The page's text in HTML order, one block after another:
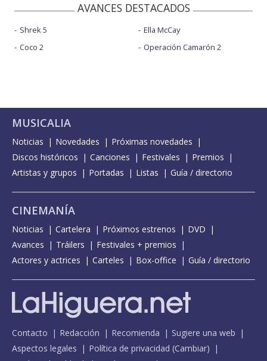
AVANCES DESTACADOS
Shrek 5
Coco 2
Ella McCay
Operación Camarón 2
MUSICALIA
Noticias Novedades
Próximas novedades
Discos históricos
Canciones Festivales
Premios
Artistas y grupos
Portadas Listas Guía / directorio
CINEMANÍA
Noticias Cartelera Próximos estrenos
DVD
Avances
Tráilers
Festivales + premios
Actores y actrices
Carteles Box-office Guía / directorio
Contacto Redacción Recomienda
Sugiere una web
Aspectos legales
Política de privacidad (Cambiar)